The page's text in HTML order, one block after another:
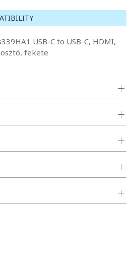
USB-C to USB-C, HDMI,
fekete